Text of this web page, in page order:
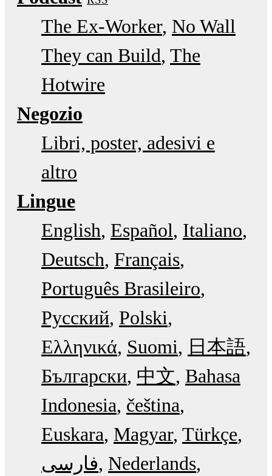
The Ex-Worker No Wall
They can Build The
Hotwire
Negozio
Libri, poster, adesivi e
altro
Lingue
English Español Italiano
Deutsch Français
Português Brasileiro
Русский Polski
Ελληνικά Suomi
日本語
Български 中文 Bahasa
Indonesia čeština
Euskara Magyar Türkçe
فارسی Nederlands